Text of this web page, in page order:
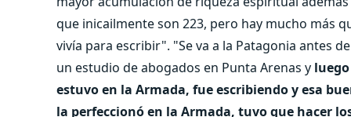
que inicailmente son 223, pero hay mucho más
vivía para escribir". "Se va a la Patagonia antes
un estudio de abogados en Punta Arenas y
estuvo en la Armada, fue escribiendo y esa
la perfeccionó en la Armada, tuvo que hacer